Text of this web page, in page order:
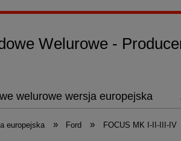
Welurowe -
welurowe wersja europejska
europejska » Ford » FOCUS MK I-II-III-IV